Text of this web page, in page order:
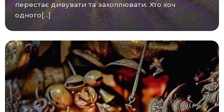
перестає дивувати та захоплювати. Хто хоч
одного[...]